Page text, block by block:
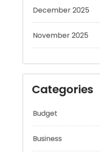
December 2025
November 2025
Categories